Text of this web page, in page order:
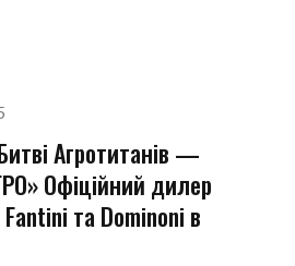
Агротитанів —
Офіційний дилер
та Dominoni в